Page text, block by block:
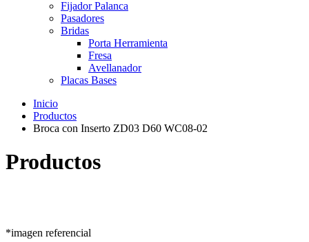
Fijador Palanca
Pasadores
Bridas
Porta Herramienta
Fresa
Avellanador
Placas Bases
Inicio
Productos
Broca con Inserto ZD03 D60 WC08-02
Productos
*imagen referencial